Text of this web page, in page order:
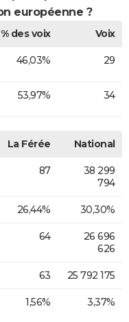
européenne ?
% des voix
Voix
46,03% 29
53,97% 34
La Férée National
87
38 299
794
26,44% 30,30%
64
26 696
626
63 25 792 175
1,56% 3,37%